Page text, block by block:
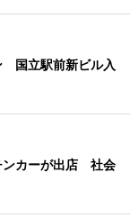
国立駅前新ビル入
ンカーが出店 社会